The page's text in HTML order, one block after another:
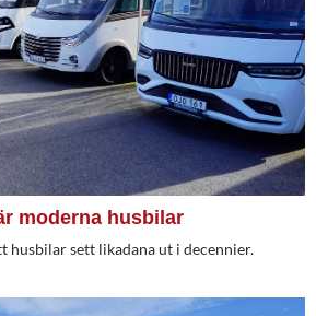
moderna husbilar
husbilar sett likadana ut i decennier.